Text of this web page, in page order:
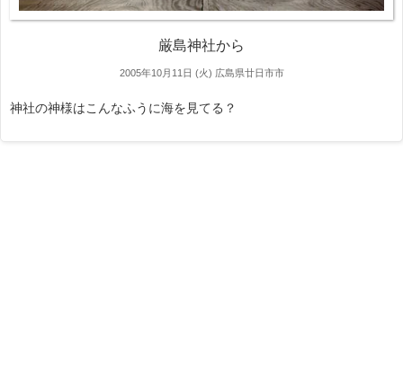
厳島神社から
2005年10月11日 (火) 広島県廿日市市
神社の神様はこんなふうに海を見てる？